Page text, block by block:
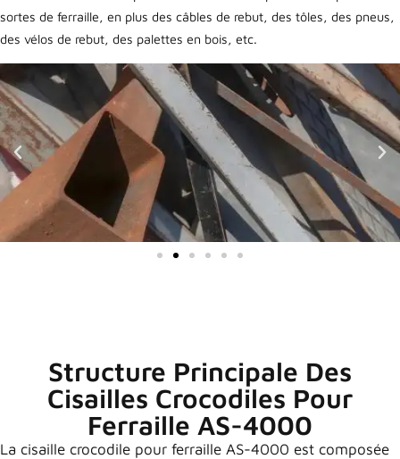
sortes de ferraille, en plus des câbles de rebut, des tôles, des pneus,
des vélos de rebut, des palettes en bois, etc.
Structure Principale Des
Cisailles Crocodiles Pour
Ferraille AS-4000
La cisaille crocodile pour ferraille AS-4000 est composée